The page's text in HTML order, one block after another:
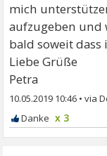
mich
aufzugeben und
bald soweit
Liebe Grüße
Petra
10.05.2019 10:46 •
x 3